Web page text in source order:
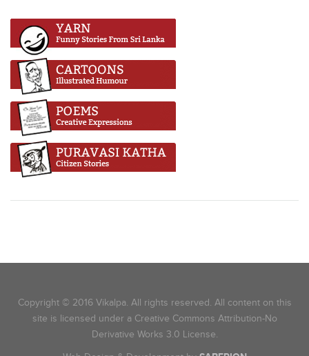
Copyright © 2016 Vikalpa. All rights reserved. All content on this
site is licensed under a Creative Commons Attribution-No
Derivative Works 3.0 License.